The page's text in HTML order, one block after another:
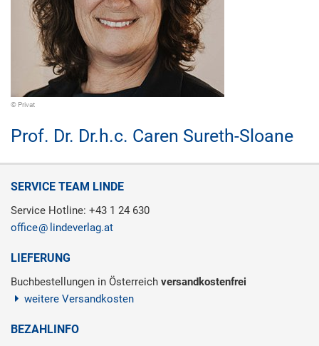
© Privat
Prof. Dr. Dr.h.c. Caren Sureth-Sloane
SERVICE TEAM LINDE
Service Hotline: +43 1 24 630
office
lindeverlag.at
LIEFERUNG
Buchbestellungen in Österreich versandkostenfrei
weitere Versandkosten
BEZAHLINFO